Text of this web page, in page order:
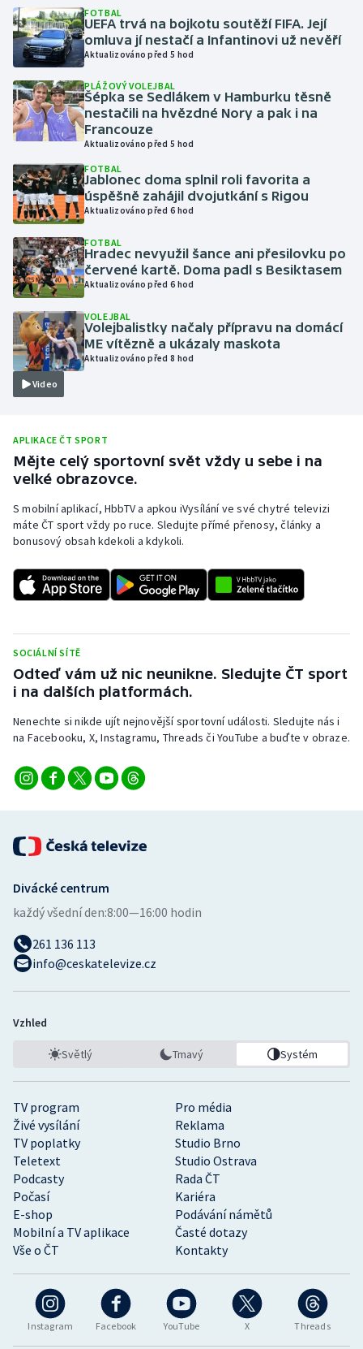
Jezdectví
Judo
Krasobruslení
Lezení
Lyže a snowboard
Moderní pětiboj
Motorsport
Olympijské hry
Parasport
Plavání
Plážový volejbal
Ragby
Rychlobruslení
Rychlostní kanoistika
Sportovní střelba
Stolní tenis
Triatlon
Volejbal
FOTBAL
UEFA trvá na bojkotu soutěží FIFA. Její
omluva jí nestačí a Infantinovi už nevěří
Aktualizováno před 5 hod
PLÁŽOVÝ VOLEJBAL
Šépka se Sedlákem v Hamburku těsně
nestačili na hvězdné Nory a pak i na
Francouze
Aktualizováno před 5 hod
FOTBAL
Jablonec doma splnil roli favorita a
úspěšně zahájil dvojutkání s Rigou
Aktualizováno před 6 hod
FOTBAL
Hradec nevyužil šance ani přesilovku po
červené kartě. Doma padl s Besiktasem
Aktualizováno před 6 hod
Video
VOLEJBAL
Volejbalistky načaly přípravu na domácí
ME vítězně a ukázaly maskota
Aktualizováno před 8 hod
APLIKACE ČT SPORT
Mějte celý sportovní svět vždy u sebe i na
velké obrazovce.
S mobilní aplikací, HbbTV a apkou iVysílání ve své chytré televizi
máte ČT sport vždy po ruce. Sledujte přímé přenosy, články a
bonusový obsah kdekoli a kdykoli.
SOCIÁLNÍ SÍTĚ
Odteď vám už nic neunikne. Sledujte ČT sport
i na dalších platformách.
Nenechte si nikde ujít nejnovější sportovní události. Sledujte nás i
na Facebooku, X, Instagramu, Threads či YouTube a buďte v obraze.
Instagram Facebook YouTube X Threads
TV program
Pro média
Živé vysílání
Reklama
TV poplatky
Studio Brno
Teletext
Studio Ostrava
Podcasty
Rada ČT
Počasí
Kariéra
E-shop
Podávání námětů
Mobilní a TV aplikace
Časté dotazy
Vše o ČT
Kontakty
Divácké centrum
každý všední den:8:00—16:00 hodin
261 136 113
info@ceskatelevize.cz
Vzhled
Světlý Tmavý Systém